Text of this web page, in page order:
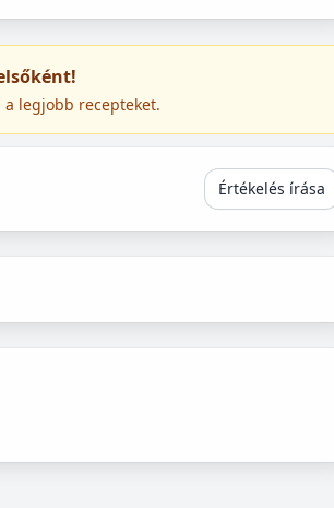
legjobb recepteket.
Értékelés írása